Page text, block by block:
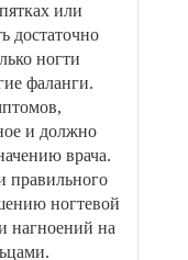
или
достаточно
ногти
фаланги.
и должно
врача.
правильного
ногтевой
нагноений на